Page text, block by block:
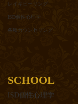
レイキヒーリング
ISD個性心理学
各種カウンセリング
SCHOOL
ISD個性心理学